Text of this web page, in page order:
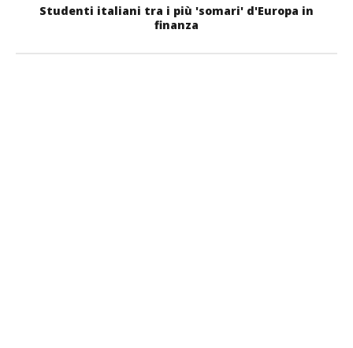
Studenti italiani tra i più 'somari' d'Europa in
finanza